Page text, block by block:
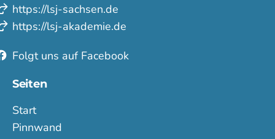
https://lsj-sachsen.de
https://lsj-akademie.de
Folgt uns auf Facebook
Seiten
Start
Pinnwand